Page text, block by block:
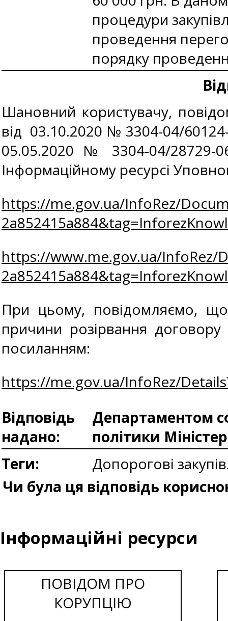
процедури
проведення
порядку
Шановний користувачу,
від 03.10.2020 № 3304-04/
05.05.2020 № 3304-04/28729-
Інформаційному ресурсі
https://me.gov.ua/InfoRez/
https://www.me.gov.ua/InfoRez/
При цьому, повідомляємо,
причини розірвання
посиланням:
https://me.gov.ua/InfoRez/
Відповідь
надано:
Департаментом
політики
Теги:
Допорогові
Чи була ця відповідь
Інформаційні ресурси
ПОВІДОМ ПРО
КОРУПЦІЮ